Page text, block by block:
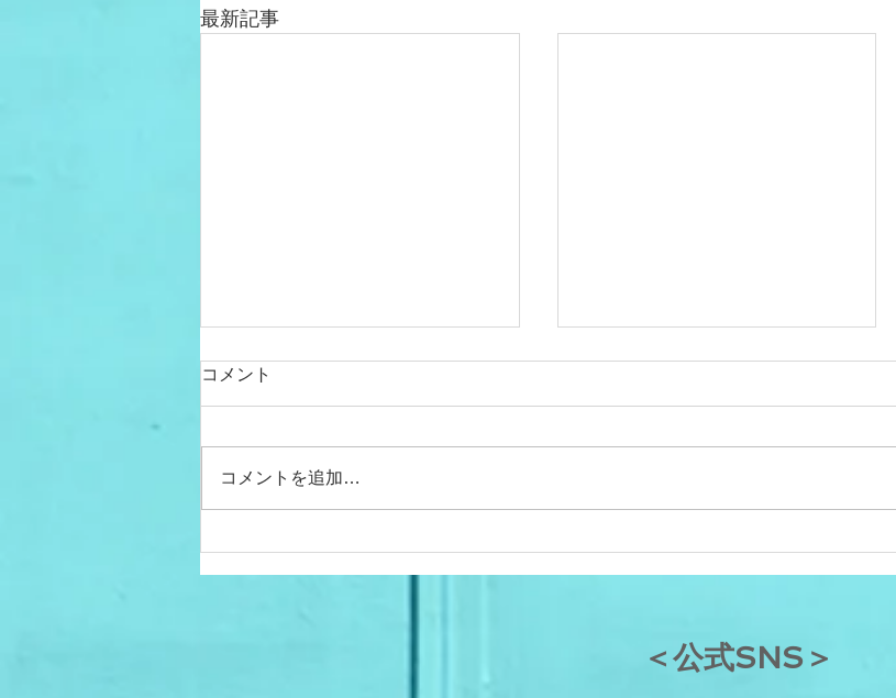
最新記事
脂肪酸とは④〜トランス脂肪
響を理由に、アメリカでは、
2013年にトランス脂肪酸の使用
脂肪酸とは③〜コレステロー
ることを少しお話ししました。今
コメント
コメントを追加…
​＜公式SNS＞